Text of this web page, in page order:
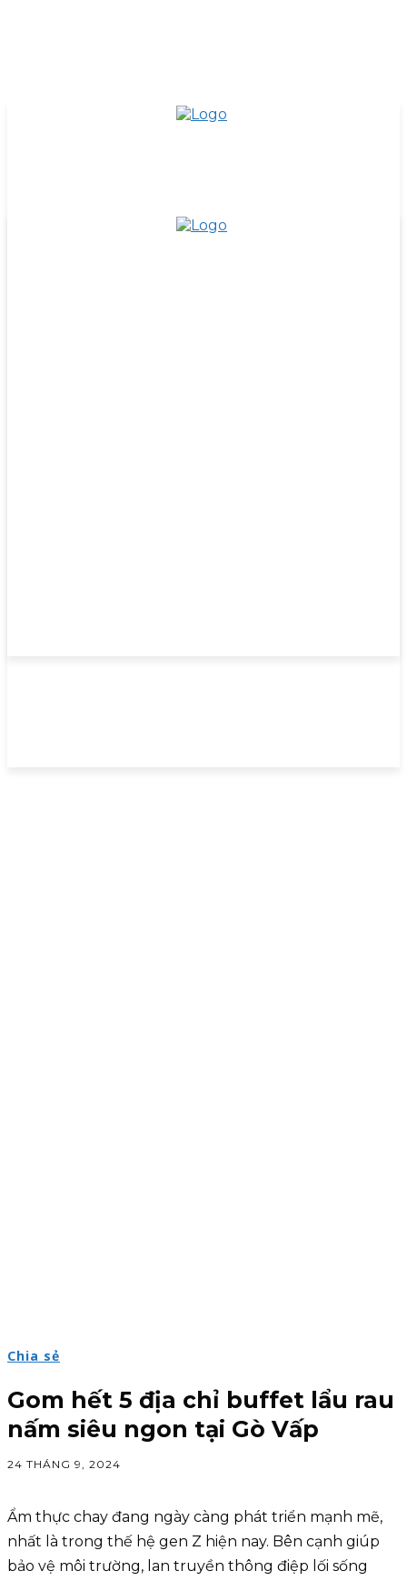
Chia sẻ
Gom hết 5 địa chỉ buffet lẩu rau
nấm siêu ngon tại Gò Vấp
24 THÁNG 9, 2024
Ẩm thực chay đang ngày càng phát triển mạnh mẽ,
nhất là trong thế hệ gen Z hiện nay. Bên cạnh giúp
bảo vệ môi trường, lan truyền thông điệp lối sống